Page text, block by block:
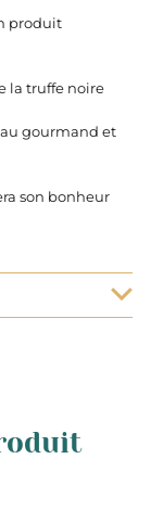
produit
la truffe noire
gourmand et
son bonheur